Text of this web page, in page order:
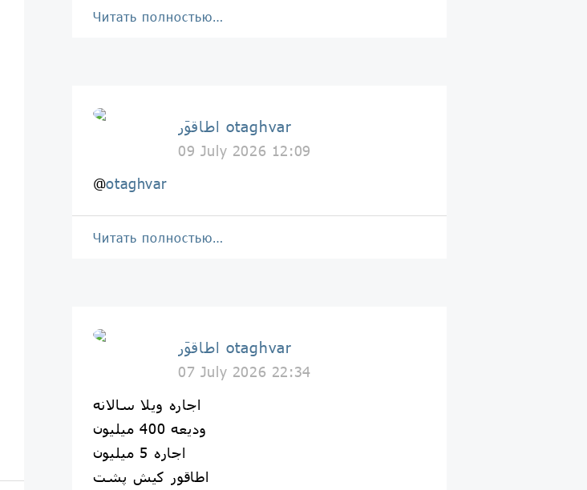
Читать полностью…
اطاقوَر otaghvar
09 July 2026 12:09
@otaghvar
Читать полностью…
اطاقوَر otaghvar
07 July 2026 22:34
اجاره ویلا سالانه
ودیعه 400 میلیون
اجاره 5 میلیون
اطاقور کیش پشت